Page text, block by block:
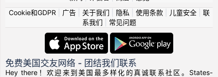
Cookie和GDPR
广告| 关于我们 隐私 使用条款| 儿童安全| 联
系我们
常见问题
免费美国交友网络 - 团结我们联系
Hey there！欢迎来到美国最多样化的真诚联系社区。States-